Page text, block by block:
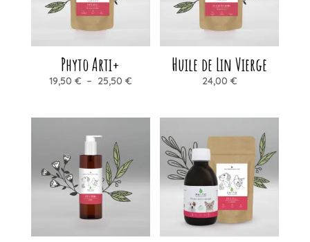
Phyto Arti+
19,50€ – 25,50€Plage
25,50 €
Huile de Lin Vierge
24,00€